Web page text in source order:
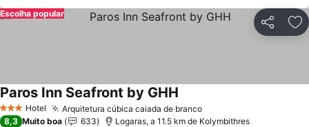
Partilhar
Escolha popular
3 EstrelasHotel Arquitetura cúbica caiada de branco
Paros Inn Seafront by GHH
8,3 Muito boa 633 Logaras, a 11.5 km de Kolymbithres